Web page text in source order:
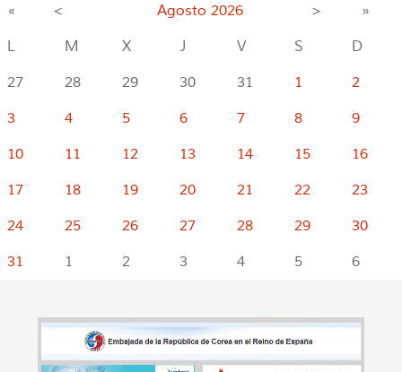
« < Agosto 2026 >
»
L
M X J V S
D
27
28 29 30 31 1
2
3
4 5 6 7 8
9
10
11 12 13 14 15
16
17
18 19 20 21 22
23
24
25 26 27 28 29
30
31
1 2 3 4 5 6